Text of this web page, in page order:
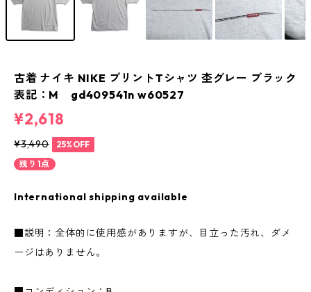
古着 ナイキ NIKE プリントTシャツ 杢グレー ブラック
表記：M gd409541n w60527
¥2,618
¥3,490
25%OFF
残り1点
International shipping available
■説明：全体的に使用感がありますが、目立った汚れ、ダメ
ージはありません。